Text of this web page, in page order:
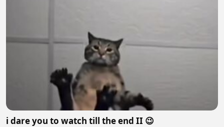
i dare you to watch till the end II 😉